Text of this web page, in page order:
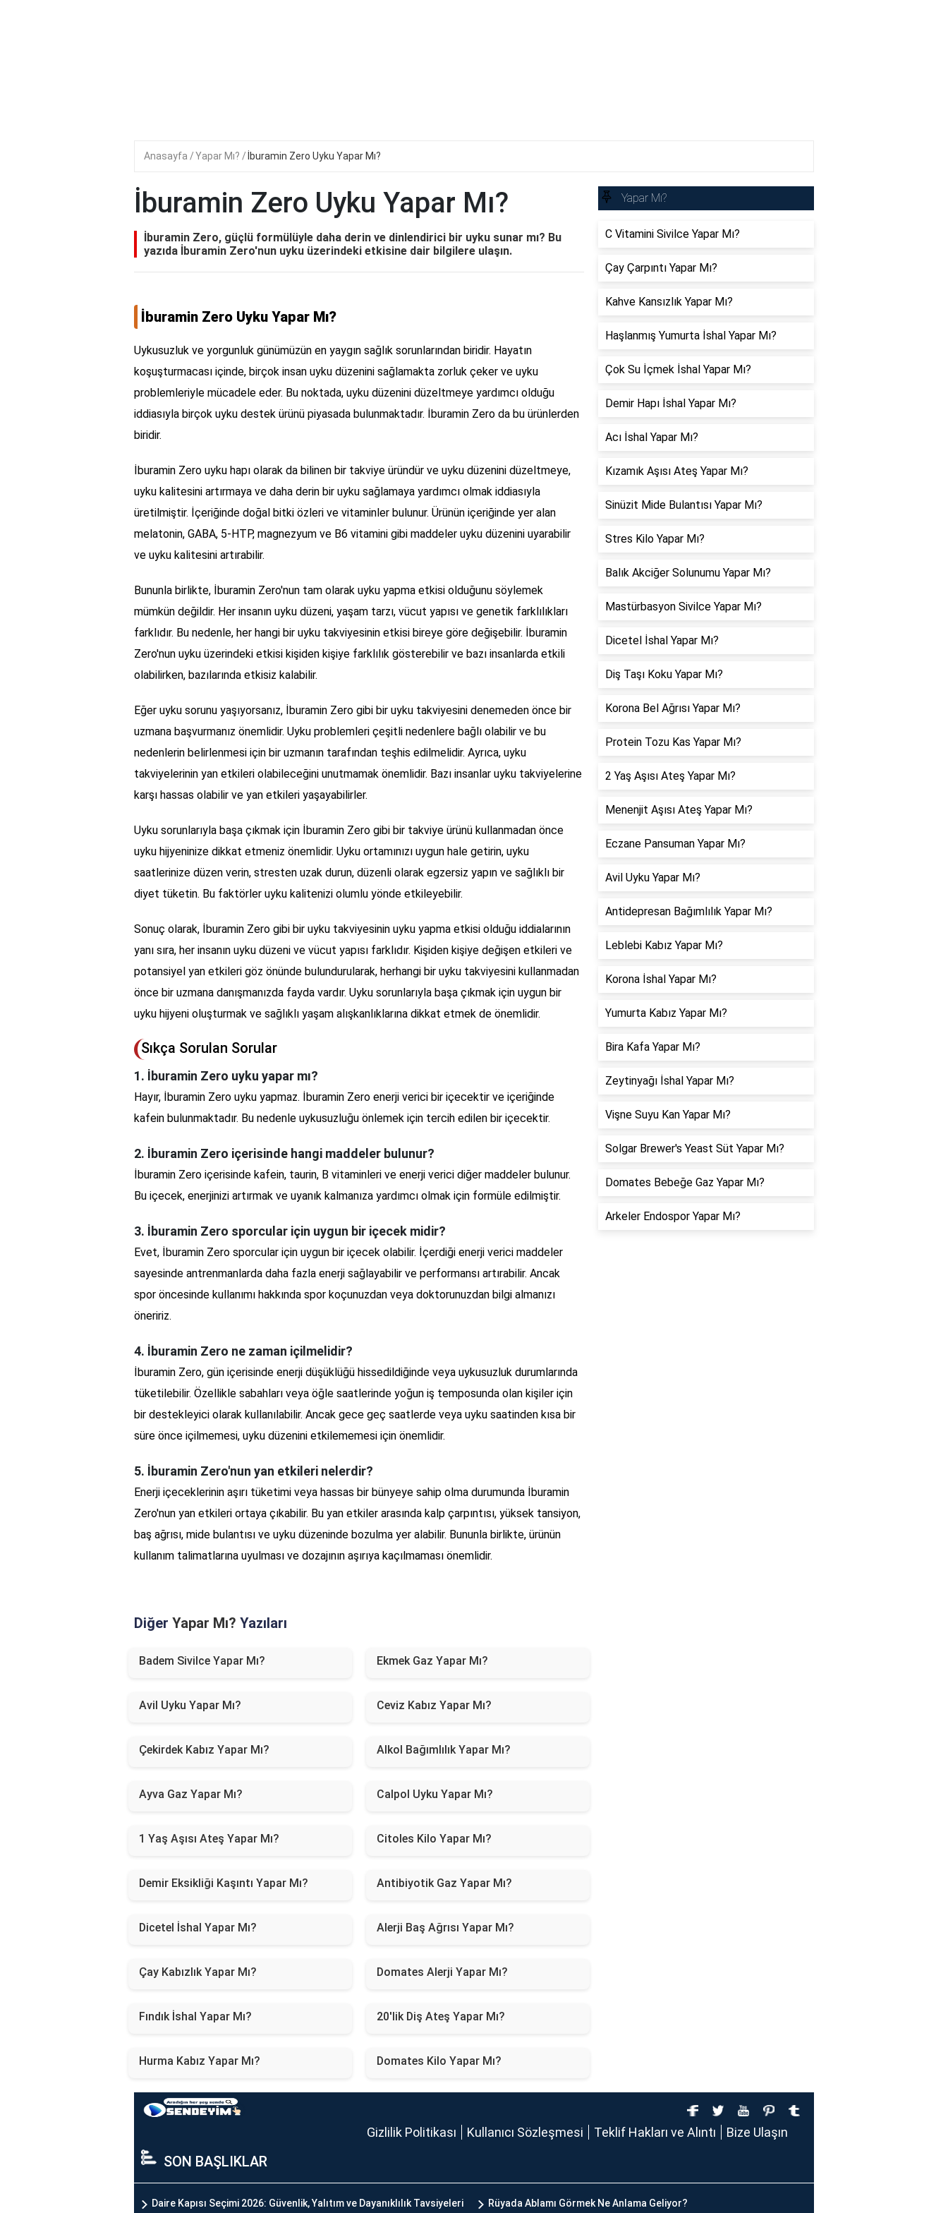
Anasayfa Yapar Mı? İburamin Zero Uyku Yapar Mı?
İburamin Zero Uyku Yapar Mı?
İburamin Zero, güçlü formülüyle daha derin ve dinlendirici bir uyku sunar mı? Bu
yazıda İburamin Zero'nun uyku üzerindeki etkisine dair bilgilere ulaşın.
İburamin Zero Uyku Yapar Mı?
Uykusuzluk ve yorgunluk günümüzün en yaygın sağlık sorunlarından biridir. Hayatın
koşuşturmacası içinde, birçok insan uyku düzenini sağlamakta zorluk çeker ve uyku
problemleriyle mücadele eder. Bu noktada, uyku düzenini düzeltmeye yardımcı olduğu
iddiasıyla birçok uyku destek ürünü piyasada bulunmaktadır. İburamin Zero da bu ürünlerden
biridir.
İburamin Zero uyku hapı olarak da bilinen bir takviye üründür ve uyku düzenini düzeltmeye,
uyku kalitesini artırmaya ve daha derin bir uyku sağlamaya yardımcı olmak iddiasıyla
üretilmiştir. İçeriğinde doğal bitki özleri ve vitaminler bulunur. Ürünün içeriğinde yer alan
melatonin, GABA, 5-HTP, magnezyum ve B6 vitamini gibi maddeler uyku düzenini uyarabilir
ve uyku kalitesini artırabilir.
Bununla birlikte, İburamin Zero'nun tam olarak uyku yapma etkisi olduğunu söylemek
mümkün değildir. Her insanın uyku düzeni, yaşam tarzı, vücut yapısı ve genetik farklılıkları
farklıdır. Bu nedenle, her hangi bir uyku takviyesinin etkisi bireye göre değişebilir. İburamin
Zero'nun uyku üzerindeki etkisi kişiden kişiye farklılık gösterebilir ve bazı insanlarda etkili
olabilirken, bazılarında etkisiz kalabilir.
Eğer uyku sorunu yaşıyorsanız, İburamin Zero gibi bir uyku takviyesini denemeden önce bir
uzmana başvurmanız önemlidir. Uyku problemleri çeşitli nedenlere bağlı olabilir ve bu
nedenlerin belirlenmesi için bir uzmanın tarafından teşhis edilmelidir. Ayrıca, uyku
takviyelerinin yan etkileri olabileceğini unutmamak önemlidir. Bazı insanlar uyku takviyelerine
karşı hassas olabilir ve yan etkileri yaşayabilirler.
Uyku sorunlarıyla başa çıkmak için İburamin Zero gibi bir takviye ürünü kullanmadan önce
uyku hijyeninize dikkat etmeniz önemlidir. Uyku ortamınızı uygun hale getirin, uyku
saatlerinize düzen verin, stresten uzak durun, düzenli olarak egzersiz yapın ve sağlıklı bir
diyet tüketin. Bu faktörler uyku kalitenizi olumlu yönde etkileyebilir.
Sonuç olarak, İburamin Zero gibi bir uyku takviyesinin uyku yapma etkisi olduğu iddialarının
yanı sıra, her insanın uyku düzeni ve vücut yapısı farklıdır. Kişiden kişiye değişen etkileri ve
potansiyel yan etkileri göz önünde bulundurularak, herhangi bir uyku takviyesini kullanmadan
önce bir uzmana danışmanızda fayda vardır. Uyku sorunlarıyla başa çıkmak için uygun bir
uyku hijyeni oluşturmak ve sağlıklı yaşam alışkanlıklarına dikkat etmek de önemlidir.
Sıkça Sorulan Sorular
1. İburamin Zero uyku yapar mı?
Hayır, İburamin Zero uyku yapmaz. İburamin Zero enerji verici bir içecektir ve içeriğinde
kafein bulunmaktadır. Bu nedenle uykusuzluğu önlemek için tercih edilen bir içecektir.
2. İburamin Zero içerisinde hangi maddeler bulunur?
İburamin Zero içerisinde kafein, taurin, B vitaminleri ve enerji verici diğer maddeler bulunur.
Bu içecek, enerjinizi artırmak ve uyanık kalmanıza yardımcı olmak için formüle edilmiştir.
3. İburamin Zero sporcular için uygun bir içecek midir?
Evet, İburamin Zero sporcular için uygun bir içecek olabilir. İçerdiği enerji verici maddeler
sayesinde antrenmanlarda daha fazla enerji sağlayabilir ve performansı artırabilir. Ancak
spor öncesinde kullanımı hakkında spor koçunuzdan veya doktorunuzdan bilgi almanızı
öneririz.
4. İburamin Zero ne zaman içilmelidir?
İburamin Zero, gün içerisinde enerji düşüklüğü hissedildiğinde veya uykusuzluk durumlarında
tüketilebilir. Özellikle sabahları veya öğle saatlerinde yoğun iş temposunda olan kişiler için
bir destekleyici olarak kullanılabilir. Ancak gece geç saatlerde veya uyku saatinden kısa bir
süre önce içilmemesi, uyku düzenini etkilememesi için önemlidir.
5. İburamin Zero'nun yan etkileri nelerdir?
Enerji içeceklerinin aşırı tüketimi veya hassas bir bünyeye sahip olma durumunda İburamin
Zero'nun yan etkileri ortaya çıkabilir. Bu yan etkiler arasında kalp çarpıntısı, yüksek tansiyon,
baş ağrısı, mide bulantısı ve uyku düzeninde bozulma yer alabilir. Bununla birlikte, ürünün
kullanım talimatlarına uyulması ve dozajının aşırıya kaçılmaması önemlidir.
Diğer Yapar Mı? Yazıları
Badem Sivilce Yapar Mı? Ekmek Gaz Yapar Mı?
Avil Uyku Yapar Mı? Ceviz Kabız Yapar Mı?
Çekirdek Kabız Yapar Mı? Alkol Bağımlılık Yapar Mı?
Ayva Gaz Yapar Mı? Calpol Uyku Yapar Mı?
1 Yaş Aşısı Ateş Yapar Mı? Citoles Kilo Yapar Mı?
Demir Eksikliği Kaşıntı Yapar Mı? Antibiyotik Gaz Yapar Mı?
Dicetel İshal Yapar Mı? Alerji Baş Ağrısı Yapar Mı?
Çay Kabızlık Yapar Mı? Domates Alerji Yapar Mı?
Fındık İshal Yapar Mı? 20'lik Diş Ateş Yapar Mı?
Hurma Kabız Yapar Mı? Domates Kilo Yapar Mı?
Yapar Mı?
C Vitamini Sivilce Yapar Mı?
Çay Çarpıntı Yapar Mı?
Kahve Kansızlık Yapar Mı?
Haşlanmış Yumurta İshal Yapar Mı?
Çok Su İçmek İshal Yapar Mı?
Demir Hapı İshal Yapar Mı?
Acı İshal Yapar Mı?
Kızamık Aşısı Ateş Yapar Mı?
Sinüzit Mide Bulantısı Yapar Mı?
Stres Kilo Yapar Mı?
Balık Akciğer Solunumu Yapar Mı?
Mastürbasyon Sivilce Yapar Mı?
Dicetel İshal Yapar Mı?
Diş Taşı Koku Yapar Mı?
Korona Bel Ağrısı Yapar Mı?
Protein Tozu Kas Yapar Mı?
2 Yaş Aşısı Ateş Yapar Mı?
Menenjit Aşısı Ateş Yapar Mı?
Eczane Pansuman Yapar Mı?
Avil Uyku Yapar Mı?
Antidepresan Bağımlılık Yapar Mı?
Leblebi Kabız Yapar Mı?
Korona İshal Yapar Mı?
Yumurta Kabız Yapar Mı?
Bira Kafa Yapar Mı?
Zeytinyağı İshal Yapar Mı?
Vişne Suyu Kan Yapar Mı?
Solgar Brewer's Yeast Süt Yapar Mı?
Domates Bebeğe Gaz Yapar Mı?
Arkeler Endospor Yapar Mı?
Gizlilik Politikası Kullanıcı Sözleşmesi Teklif Hakları ve Alıntı Bize Ulaşın
SON BAŞLIKLAR
Daire Kapısı Seçimi 2026: Güvenlik, Yalıtım ve Dayanıklılık Tavsiyeleri Rüyada Ablamı Görmek Ne Anlama Geliyor?